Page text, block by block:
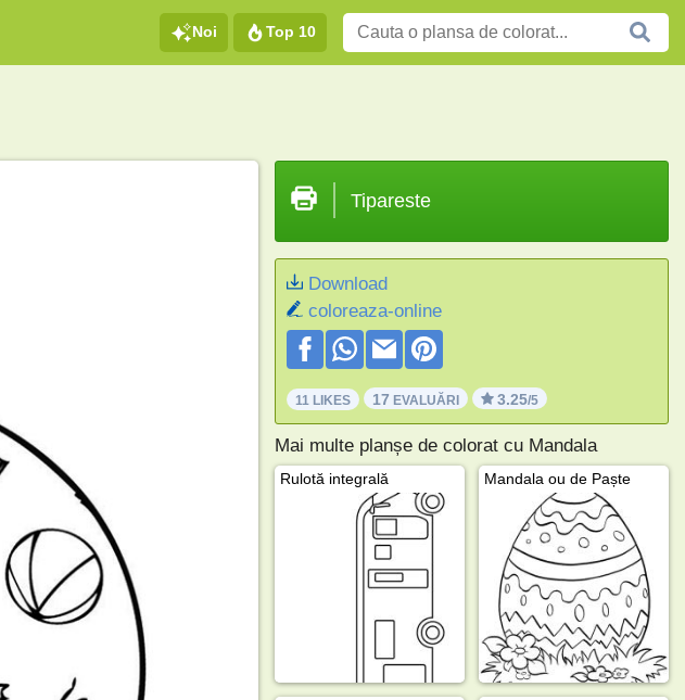
Noi Top 10
Tipareste
Download
coloreaza-online
11 LIKES 17 EVALUĂRI 3.25/5
Mai multe planșe de colorat cu Mandala
Rulotă integrală Mandala ou de Paște